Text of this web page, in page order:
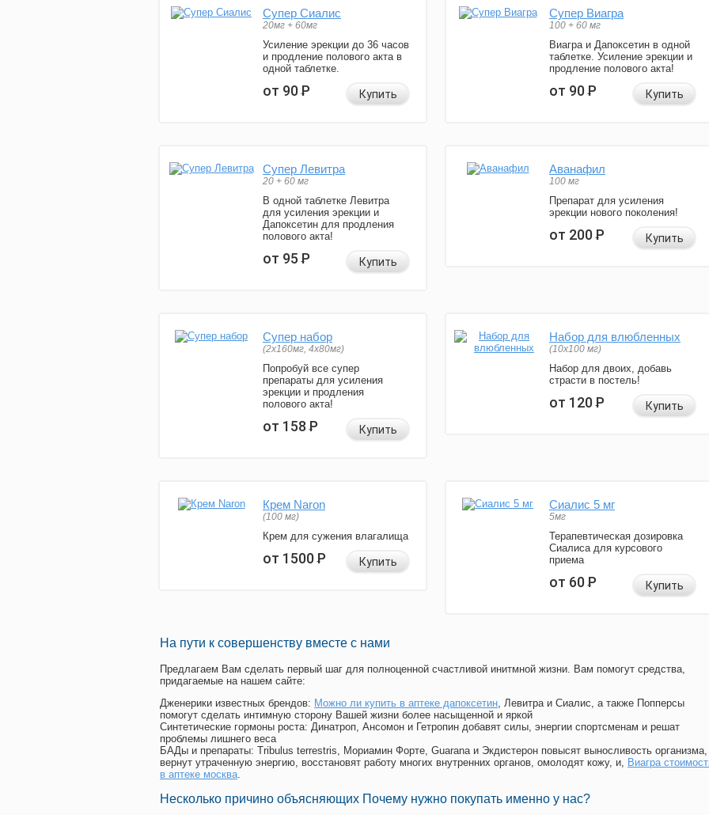
Супер Сиалис
20мг + 60мг
Усиление эрекции до 36 часов
и продление полового акта в
одной таблетке.
от 90Р Купить
Супер Виагра
100 + 60 мг
Виагра и Дапоксетин в одной
таблетке. Усиление эрекции и
продление полового акта!
от 90Р Купить
Супер Левитра
20 + 60 мг
В одной таблетке Левитра
для усиления эрекции и
Дапоксетин для продления
полового акта!
от 95Р Купить
Аванафил
100 мг
Препарат для усиления
эрекции нового поколения!
от 200Р Купить
Супер набор
(2х160мг, 4х80мг)
Попробуй все супер
препараты для усиления
эрекции и продления
полового акта!
от 158Р Купить
Набор для влюбленных
(10х100 мг)
Набор для двоих, добавь
страсти в постель!
от 120Р Купить
Крем Naron
(100 мг)
Крем для сужения влагалища
от 1500Р Купить
Сиалис 5 мг
5мг
Терапевтическая дозировка
Сиалиса для курсового
приема
от 60Р Купить
На пути к совершенству вместе с нами
Предлагаем Вам сделать первый шаг для полноценной счастливой инитмной жизни. Вам помогут средства,
придагаемые на нашем сайте:
Дженерики известных брендов: Можно ли купить в аптеке дапоксетин, Левитра и Сиалис, а также Попперсы
помогут сделать интимную сторону Вашей жизни более насыщенной и яркой
Синтетические гормоны роста: Динатроп, Ансомон и Гетропин добавят силы, энергии спортсменам и решат
проблемы лишнего веса
БАДы и препараты: Tribulus terrestris, Мориамин Форте, Guarana и Экдистерон повысят выносливость организма,
вернут утраченную энергию, восстановят работу многих внутренних органов, омолодят кожу, и, Виагра
в аптеке москва.
Несколько причино объясняющих Почему нужно покупать именно у нас?